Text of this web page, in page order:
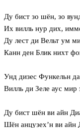
Ду бист зо шён, зо
Их вилль нур дих,
Ду лест ди Вельт ум
Канн ден Блик нихт
Унд дизес Функельн
Вилль ди Зеле аус мир
Ду бист шён ви айн
Шён анцузех’н ви айн